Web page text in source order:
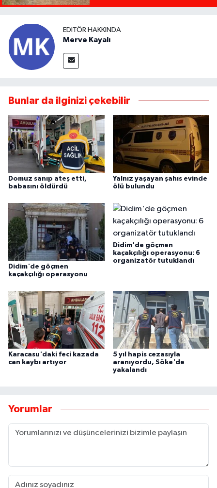
EDITÖR HAKKINDA
Merve Kayalı
Bunlar da ilginizi çekebilir
Domuz sanıp ateş etti,
babasını öldürdü
Yalnız yaşayan şahıs evinde
ölü bulundu
Didim'de göçmen
kaçakçılığı operasyonu
Didim'de göçmen
kaçakçılığı operasyonu: 6
organizatör tutuklandı
Karacasu'daki feci kazada
can kaybı artıyor
5 yıl hapis cezasıyla
aranıyordu, Söke'de
yakalandı
Yorumlar